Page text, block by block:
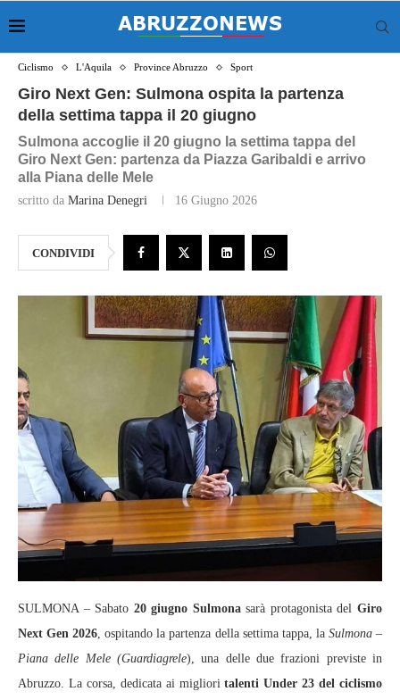
Ciclismo L'Aquila Province Abruzzo Sport
Giro Next Gen: Sulmona ospita la partenza
della settima tappa il 20 giugno
Sulmona accoglie il 20 giugno la settima tappa del
Giro Next Gen: partenza da Piazza Garibaldi e arrivo
alla Piana delle Mele
scritto da Marina Denegri 16 Giugno 2026
CONDIVIDI
SULMONA – Sabato 20 giugno Sulmonasarà protagonista del Giro
Next Gen 2026, ospitando la partenza della settima tappa, la Sulmona –
Piana delle Mele (Guardiagrele), una delle due frazioni previste in
Abruzzo. La corsa, dedicata ai miglioritalenti Under 23 del ciclismo